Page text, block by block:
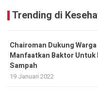
Trending di
Chairoman Dukung
Manfaatkan Baktor Untuk
Sampah
19 Januari 2022